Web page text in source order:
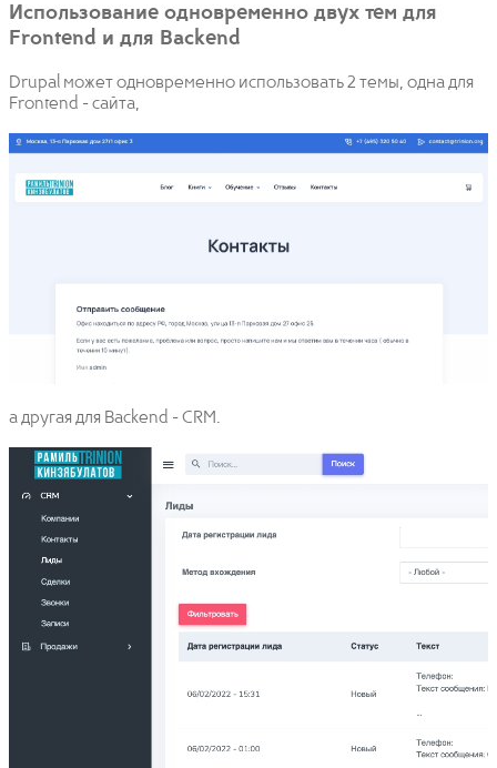
Использование одновременно двух тем для
Frontend и для Backend
Drupal может одновременно использовать 2 темы, одна для
Frontend - сайта,
а другая для Backend - CRM.